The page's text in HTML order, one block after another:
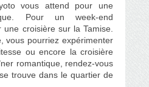
vous attend pour une
Pour un week-end
croisière sur la Tamise.
vous pourriez expérimenter
ou encore la croisière
romantique, rendez-vous
trouve dans le quartier de